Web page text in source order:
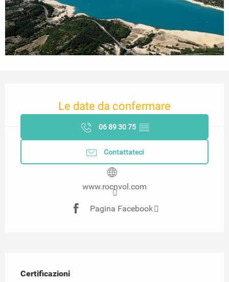
Le date da confermare
06 89 30 75 ▒▒
Contattateci
www.rocnvol.com
Pagina Facebook
Certificazioni
Certificazioni